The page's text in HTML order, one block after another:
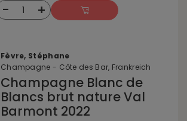
- 1 +
Fèvre, Stéphane
Champagne - Côte des Bar, Frankreich
Champagne Blanc de
Blancs brut nature Val
Barmont 2022